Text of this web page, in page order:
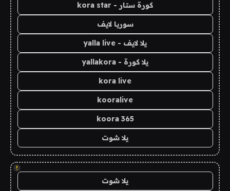
كورة ستار - kora star
سوريا لايف
يلا لايف - yalla live
يلا كورة - yallakora
kora live
kooralive
koora 365
يلا شوت
!
يلا شوت